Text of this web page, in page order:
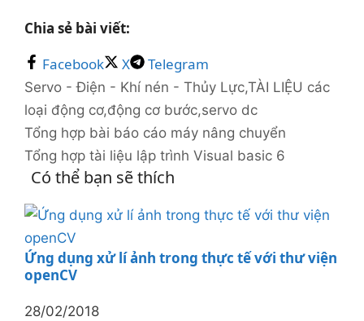
Chia sẻ bài viết:
Facebook
X Telegram
Danh
mục
Servo - Điện - Khí nén - Thủy Lực,TÀI LIỆU Thẻ
các
loại động cơ,động cơ bước,servo dc
Tổng hợp bài báo cáo máy nâng chuyển
Tổng hợp tài liệu lập trình Visual basic 6
Có thể bạn sẽ thích
Ứng dụng xử lí ảnh trong thực tế với thư viện
openCV
28/02/2018